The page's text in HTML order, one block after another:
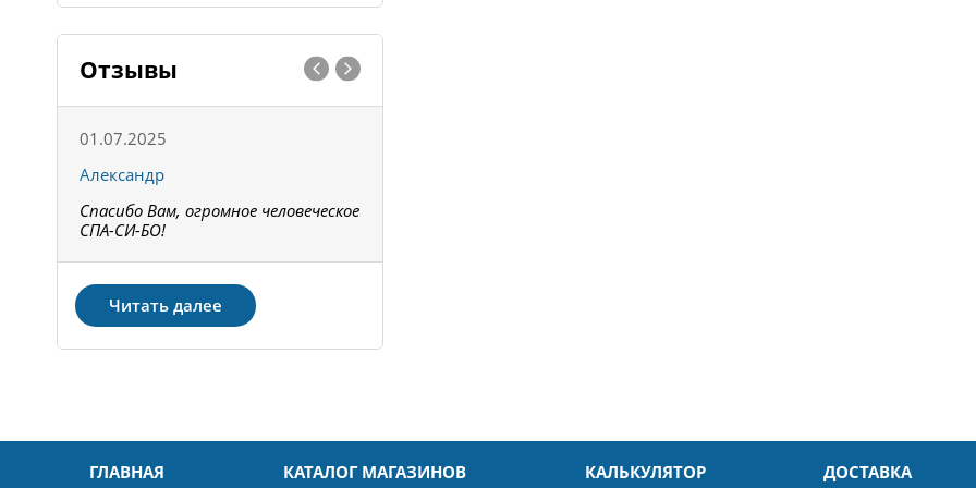
Отзывы
01.07.2025
Александр
Спасибо Вам, огромное человеческое
СПА-СИ-БО!
Читать далее
ГЛАВНАЯ КАТАЛОГ МАГАЗИНОВ КАЛЬКУЛЯТОР ДОСТАВКА